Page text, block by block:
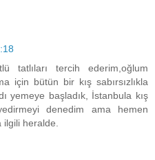
tatlıları tercih ederim,oğlum
için bütün bir kış sabırsızlıkla
yemeye başladık, İstanbula kış
denedim ama hemen
ilgili heralde.